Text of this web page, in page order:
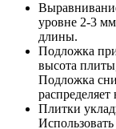
уровне 2-3
длины.
Подложка
высота
Подложка
распределяет
Плитки